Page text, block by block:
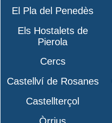
El Pla del Penedès
Els Hostalets de
Pierola
Cercs
Castellví de Rosanes
Castellterçol